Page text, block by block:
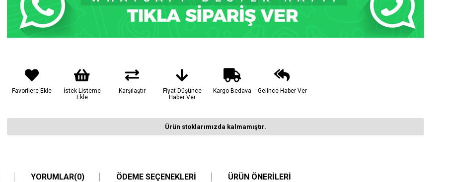
Favorilere Ekle
İstek Listeme
Ekle
Karşılaştır
Fiyat Düşünce
Haber Ver
Kargo Bedava Gelince Haber Ver
Ürün stoklarımızda kalmamıştır.
YORUMLAR(0) ÖDEME SEÇENEKLERI ÜRÜN ÖNERILERI